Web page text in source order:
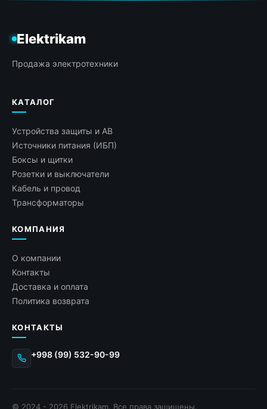
Elektrikam
Продажа электротехники
КАТАЛОГ
Устройства защиты и АВ
Источники питания (ИБП)
Боксы и щитки
Розетки и выключатели
Кабель и провод
Трансформаторы
КОМПАНИЯ
О компании
Контакты
Доставка и оплата
Политика возврата
КОНТАКТЫ
+998 (99) 532-90-99
© 2024 - 2026 Elektrikam. Все права защищены.